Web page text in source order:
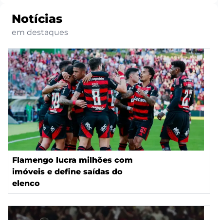
Notícias
em destaques
Flamengo lucra milhões com
imóveis e define saídas do
elenco